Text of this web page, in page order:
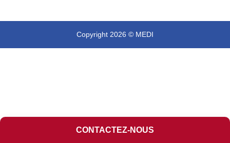
Copyright 2026 © MEDI
CONTACTEZ-NOUS